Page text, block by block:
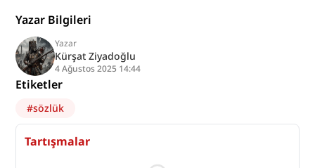
Yazar Bilgileri
Yazar
Kürşat Ziyadoğlu
4 Ağustos 2025 14:44
Etiketler
#sözlük
Tartışmalar